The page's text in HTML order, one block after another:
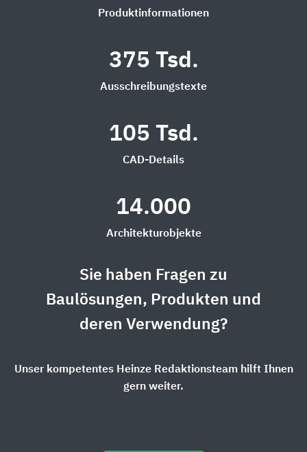
Produktinformationen
375 Tsd.
Ausschreibungstexte
105 Tsd.
CAD-Details
14.000
Architekturobjekte
Sie haben Fragen zu
Baulösungen, Produkten und
deren Verwendung?
Unser kompetentes Heinze Redaktionsteam hilft Ihnen
gern weiter.